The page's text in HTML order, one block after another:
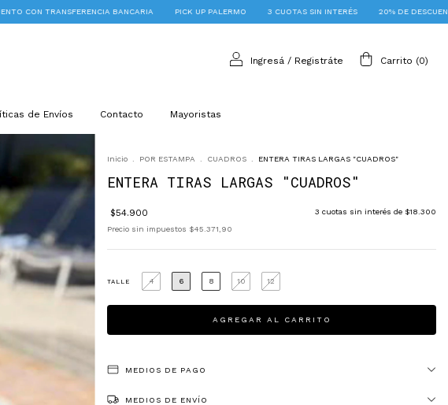
BANCARIA PICK UP PALERMO 3 CUOTAS SIN INTERÉS 20% DE DESCUENTO CON TRANSFERENCIA
Ingresá / Registráte Carrito (0)
de Envíos Contacto Mayoristas
Inicio POR ESTAMPA CUADROS ENTERA TIRAS LARGAS "CUADROS"
ENTERA TIRAS LARGAS "CUADROS"
$54.900 3 cuotas sin interés de $18.300
Precio sin impuestos $45.371,90
TALLE 4 6 8 10 12
MEDIOS DE PAGO
MEDIOS DE ENVÍO